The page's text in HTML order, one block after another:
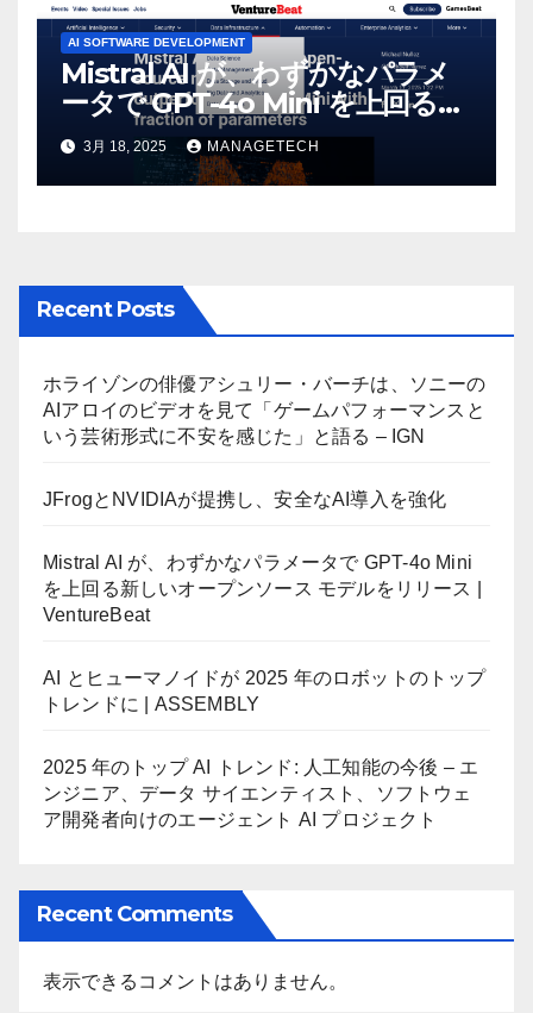
AI SOFTWARE DEVELOPMENT
Mistral AI が、わずかなパラメ
ータで GPT-4o Mini を上回る新
しいオープンソース モデルをリ
リース | VentureBeat
3月 18, 2025 MANAGETECH
Recent Posts
ホライゾンの俳優アシュリー・バーチは、ソニーの
AIアロイのビデオを見て「ゲームパフォーマンスと
いう芸術形式に不安を感じた」と語る – IGN
JFrogとNVIDIAが提携し、安全なAI導入を強化
Mistral AI が、わずかなパラメータで GPT-4o Mini
を上回る新しいオープンソース モデルをリリース |
VentureBeat
AI とヒューマノイドが 2025 年のロボットのトップ
トレンドに | ASSEMBLY
2025 年のトップ AI トレンド: 人工知能の今後 – エ
ンジニア、データ サイエンティスト、ソフトウェ
ア開発者向けのエージェント AI プロジェクト
Recent Comments
表示できるコメントはありません。